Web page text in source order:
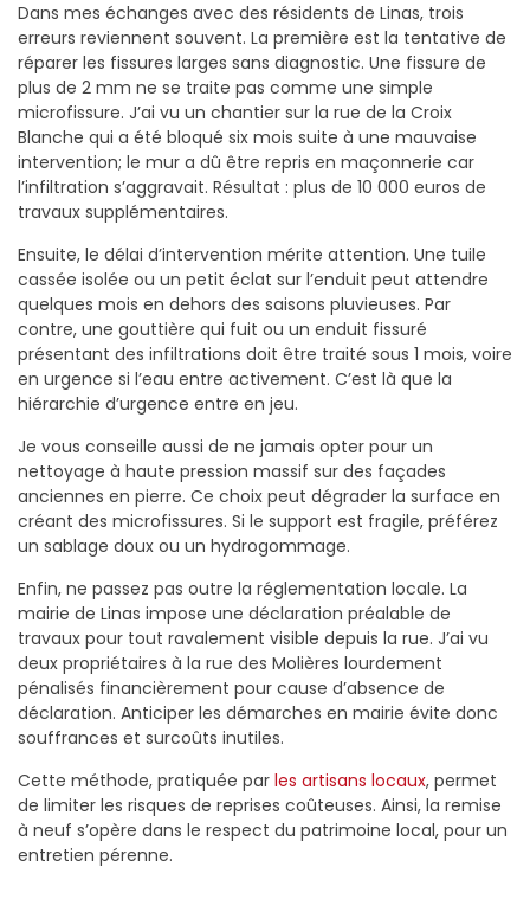
Dans mes échanges avec des résidents de Linas, trois
erreurs reviennent souvent. La première est la tentative de
réparer les fissures larges sans diagnostic. Une fissure de
plus de 2 mm ne se traite pas comme une simple
microfissure. J’ai vu un chantier sur la rue de la Croix
Blanche qui a été bloqué six mois suite à une mauvaise
intervention; le mur a dû être repris en maçonnerie car
l’infiltration s’aggravait. Résultat : plus de 10 000 euros de
travaux supplémentaires.
Ensuite, le délai d’intervention mérite attention. Une tuile
cassée isolée ou un petit éclat sur l’enduit peut attendre
quelques mois en dehors des saisons pluvieuses. Par
contre, une gouttière qui fuit ou un enduit fissuré
présentant des infiltrations doit être traité sous 1 mois, voire
en urgence si l’eau entre activement. C’est là que la
hiérarchie d’urgence entre en jeu.
Je vous conseille aussi de ne jamais opter pour un
nettoyage à haute pression massif sur des façades
anciennes en pierre. Ce choix peut dégrader la surface en
créant des microfissures. Si le support est fragile, préférez
un sablage doux ou un hydrogommage.
Enfin, ne passez pas outre la réglementation locale. La
mairie de Linas impose une déclaration préalable de
travaux pour tout ravalement visible depuis la rue. J’ai vu
deux propriétaires à la rue des Molières lourdement
pénalisés financièrement pour cause d’absence de
déclaration. Anticiper les démarches en mairie évite donc
souffrances et surcoûts inutiles.
Cette méthode, pratiquée par les artisans locaux, permet
de limiter les risques de reprises coûteuses. Ainsi, la remise
à neuf s’opère dans le respect du patrimoine local, pour un
entretien pérenne.